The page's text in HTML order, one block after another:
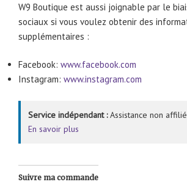
W9 Boutique est aussi joignable par le
sociaux si vous voulez obtenir des
supplémentaires :
Facebook: www.facebook.com
Instagram: www.instagram.com
Service indépendant :Assistance non
En savoir plus
Suivre ma commande